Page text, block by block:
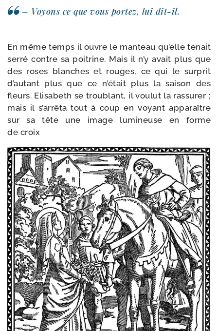
– Voyons ce que vous por­tez, lui dit-il.
En même temps il ouvre le man­teau qu’elle tenait
ser­ré contre sa poi­trine. Mais il n’y avait plus que
des roses blanches et rouges, ce qui le sur­prit
d’autant plus que ce n’était plus la sai­son des
fleurs. Elisabeth se trou­blant, il vou­lut la ras­su­rer ;
mais il s’arrêta tout à coup en voyant appa­raître
sur sa tête une image lumi­neuse en forme
de croix